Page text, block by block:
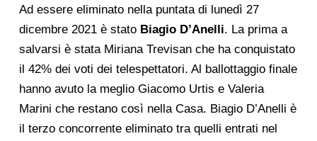
Ad essere eliminato nella puntata di lunedì 27
dicembre 2021 è stato Biagio D’Anelli. La prima a
salvarsi è stata Miriana Trevisan che ha conquistato
il 42% dei voti dei telespettatori. Al ballottaggio finale
hanno avuto la meglio Giacomo Urtis e Valeria
Marini che restano così nella Casa. Biagio D’Anelli è
il terzo concorrente eliminato tra quelli entrati nel